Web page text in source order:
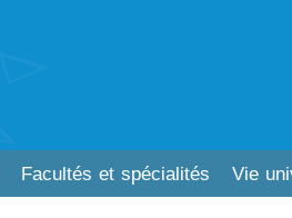
Facultés et spécialités Vie